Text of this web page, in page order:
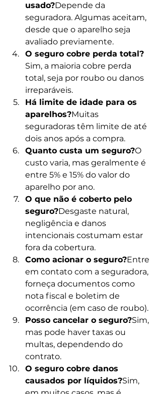
usado?Depende da
seguradora. Algumas aceitam,
desde que o aparelho seja
avaliado previamente.
O seguro cobre perda total?
Sim, a maioria cobre perda
total, seja por roubo ou danos
irreparáveis.
Há limite de idade para os
aparelhos?Muitas
seguradoras têm limite de até
dois anos após a compra.
Quanto custa um seguro?O
custo varia, mas geralmente é
entre 5% e 15% do valor do
aparelho por ano.
O que não é coberto pelo
seguro?Desgaste natural,
negligência e danos
intencionais costumam estar
fora da cobertura.
Como acionar o seguro?Entre
em contato com a seguradora,
forneça documentos como
nota fiscal e boletim de
ocorrência (em caso de roubo).
Posso cancelar o seguro?Sim,
mas pode haver taxas ou
multas, dependendo do
contrato.
O seguro cobre danos
causados por líquidos?Sim,